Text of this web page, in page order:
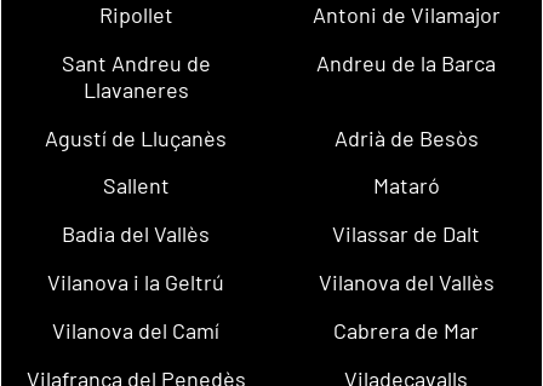
Ripollet
Antoni de Vilamajor
Sant Andreu de
Llavaneres
Andreu de la Barca
Agustí de Lluçanès
Adrià de Besòs
Sallent
Mataró
Badia del Vallès
Vilassar de Dalt
Vilanova i la Geltrú
Vilanova del Vallès
Vilanova del Camí
Cabrera de Mar
Vilafranca del Penedès
Viladecavalls